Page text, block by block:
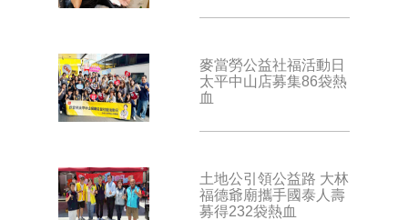
麥當勞公益社福活動日
太平中山店募集86袋熱
血
土地公引領公益路 大林
福德爺廟攜手國泰人壽
募得232袋熱血